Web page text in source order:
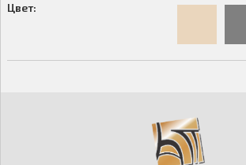
Цвет: